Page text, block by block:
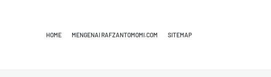
HOME MENGENAI RAFZANTOMOMI.COM SITEMAP